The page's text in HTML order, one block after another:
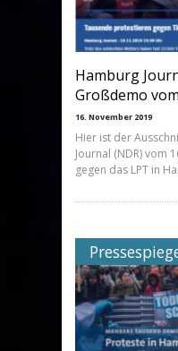
Hamburg
Großdemo
16. November 2019
Hier ist der
Journal (NDR) vom
gegen das LPT in